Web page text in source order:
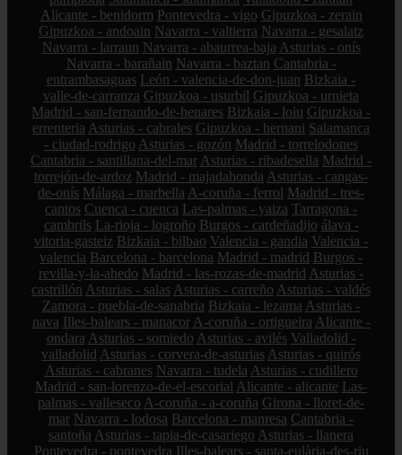
Alicante - benidorm Pontevedra - vigo Gipuzkoa - zerain
Gipuzkoa - andoain Navarra - valtierra Navarra - gesalatz
Navarra - larraun Navarra - abaurrea-baja Asturias - onís
Navarra - barañain Navarra - baztan Cantabria -
entrambasaguas León - valencia-de-don-juan Bizkaia -
valle-de-carranza Gipuzkoa - usurbil Gipuzkoa - urnieta
Madrid - san-fernando-de-henares Bizkaia - loiu Gipuzkoa -
errenteria Asturias - cabrales Gipuzkoa - hernani Salamanca
- ciudad-rodrigo Asturias - gozón Madrid - torrelodones
Cantabria - santillana-del-mar Asturias - ribadesella Madrid -
torrejón-de-ardoz Madrid - majadahonda Asturias - cangas-
de-onís Málaga - marbella A-coruña - ferrol Madrid - tres-
cantos Cuenca - cuenca Las-palmas - yaiza Tarragona -
cambrils La-rioja - logroño Burgos - cardeñadijo álava -
vitoria-gasteiz Bizkaia - bilbao Valencia - gandia Valencia -
valencia Barcelona - barcelona Madrid - madrid Burgos -
revilla-y-la-ahedo Madrid - las-rozas-de-madrid Asturias -
castrillón Asturias - salas Asturias - carreño Asturias - valdés
Zamora - puebla-de-sanabria Bizkaia - lezama Asturias -
nava Illes-balears - manacor A-coruña - ortigueira Alicante -
ondara Asturias - somiedo Asturias - avilés Valladolid -
valladolid Asturias - corvera-de-asturias Asturias - quirós
Asturias - cabranes Navarra - tudela Asturias - cudillero
Madrid - san-lorenzo-de-el-escorial Alicante - alicante Las-
palmas - valleseco A-coruña - a-coruña Girona - lloret-de-
mar Navarra - lodosa Barcelona - manresa Cantabria -
santoña Asturias - tapia-de-casariego Asturias - llanera
Pontevedra - pontevedra Illes-balears - santa-eulària-des-riu